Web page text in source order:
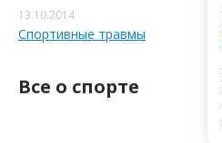
13.10.2014
Спортивные травмы
Все о спорте